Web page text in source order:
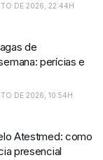
DE 2026, 22:44H
de
perícias e
DE 2026, 10:54H
Atestmed: como
presencial